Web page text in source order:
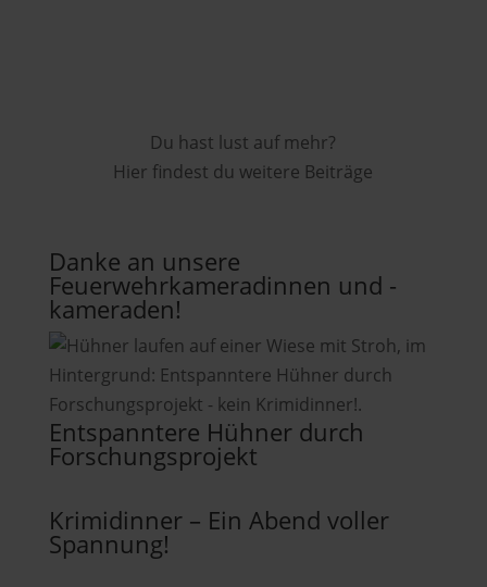
Du hast lust auf mehr?
Hier findest du weitere Beiträge
Danke an unsere
Feuerwehrkameradinnen und -
kameraden!
Entspanntere Hühner durch
Forschungsprojekt
Krimidinner – Ein Abend voller
Spannung!